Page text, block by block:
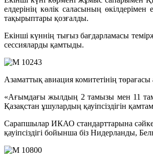
елдерінің көлік саласының
тақырыптары қозғалды.
Екінші күннің тығыз бағдарламасы
сессияларды қамтыды.
Азаматтық авиация комитетінің
«Ағымдағы жылдың 2 тамызы мен 11
Қазақстан ұшулардың қауіпсіздігін
Сарапшылар ИКАО стандарттарына
қауіпсіздігі бойынша біз Нидерланды,